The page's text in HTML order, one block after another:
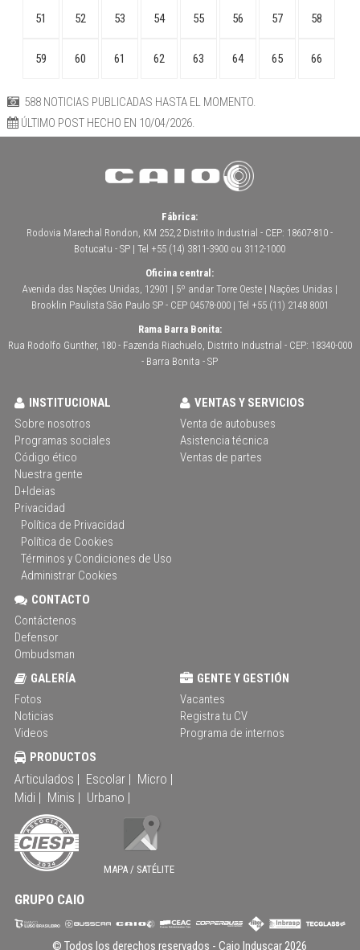
51 52 53 54 55 56 57 58
59 60 61 62 63 64 65 66
588 NOTICIAS PUBLICADAS HASTA EL MOMENTO.
ÚLTIMO POST HECHO EN 10/04/2026.
Fábrica:
Rodovia Marechal Rondon, KM 252,2 Distrito Industrial - CEP: 18607-810 -
Botucatu - SP | Tel +55 (14) 3811-3900 ou 3112-1000
Oficina central:
Avenida das Nações Unidas, 12901 | 5º andar Torre Oeste | Nações Unidas |
Brooklin Paulista São Paulo SP - CEP 04578-000 | Tel +55 (11) 2148 8001
Rama Barra Bonita:
Rua Rodolfo Gunther, 180 - Fazenda Riachuelo, Distrito Industrial - CEP: 18340-000
- Barra Bonita - SP
INSTITUCIONAL
Sobre nosotros
Programas sociales
Código ético
Nuestra gente
D+Ideias
Privacidad
Política de Privacidad
Política de Cookies
Términos y Condiciones de Uso
Administrar Cookies
VENTAS Y SERVICIOS
Venta de autobuses
Asistencia técnica
Ventas de partes
CONTACTO
Contáctenos
Defensor
Ombudsman
GALERÍA
Fotos
Noticias
Videos
GENTE Y GESTIÓN
Vacantes
Registra tu CV
Programa de internos
PRODUCTOS
Articulados | Escolar | Micro |
Midi | Minis | Urbano |
MAPA / SATÉLITE
GRUPO CAIO
© Todos los derechos reservados -Caio Induscar2026